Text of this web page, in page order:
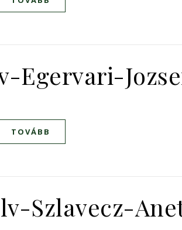
Egervari-
TOVÁBB
Szlavecz-